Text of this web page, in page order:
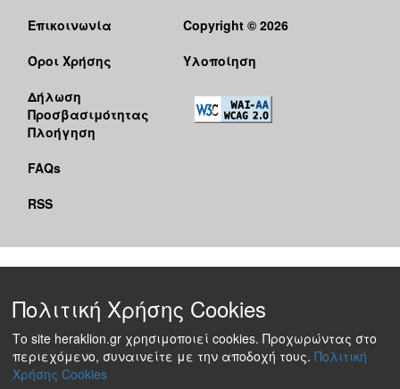
Επικοινωνία
Όροι Χρήσης
Δήλωση
Προσβασιμότητας
Πλοήγηση
FAQs
RSS
Copyright © 2026
Υλοποίηση
Πολιτική Χρήσης Cookies
Το site heraklion.gr χρησιμοποιεί cookies. Προχωρώντας στο
περιεχόμενο, συναινείτε με την αποδοχή τους. Πολιτική
Χρήσης Cookies